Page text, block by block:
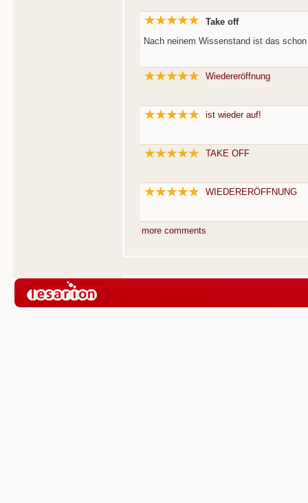
Take off
Nach neinem Wissenstand ist das
Wiedereröffnung
ist wieder auf!
TAKE OFF
WIEDERERÖFFNUNG
more comments